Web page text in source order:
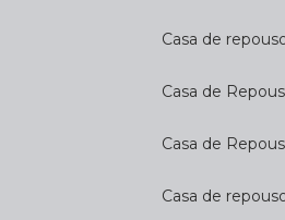
Casa de
Casa de
Casa de
Casa de